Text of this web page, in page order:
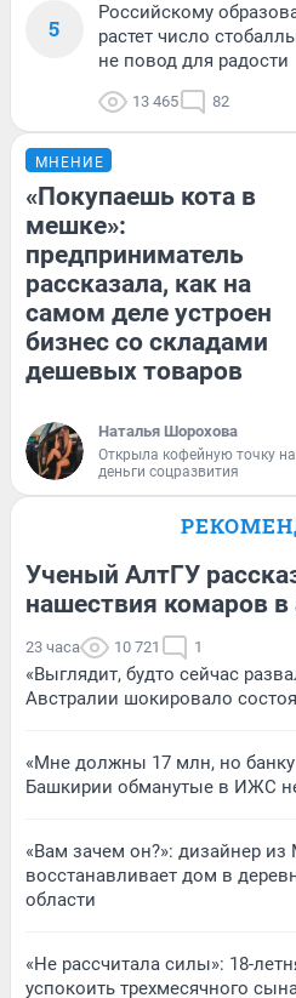
5
Российскому
растет число
не повод для радости
13 465 82
МНЕНИЕ
«Покупаешь кота в
мешке»:
предприниматель
рассказала, как на
самом деле устроен
бизнес со складами
дешевых товаров
Наталья Шорохова
Открыла кофейную точку на
деньги соцразвития
Ученый АлтГУ
нашествия комаров в
23 часа 10 721 1
«Выглядит, будто сейчас
Австралии шокировало
«Мне должны 17 млн, но банку
Башкирии обманутые в ИЖС
«Вам зачем он?»: дизайнер
восстанавливает дом в
области
«Не рассчитала силы»: 18-
успокоить трехмесячного